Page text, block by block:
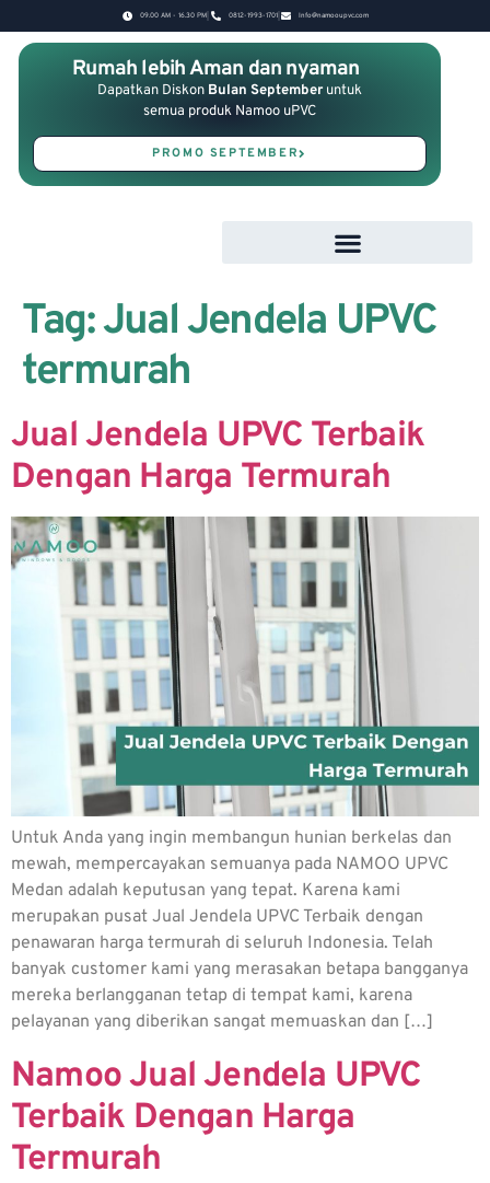
09.00 AM - 16.30 PM 0812-1993-1701 Info@namooupvc.com
Rumah lebih Aman dan nyaman
Dapatkan Diskon Bulan September untuk
semua produk Namoo uPVC
PROMO SEPTEMBER
Tag:Jual Jendela UPVC
termurah
Jual Jendela UPVC Terbaik
Dengan Harga Termurah
Untuk Anda yang ingin membangun hunian berkelas dan
mewah, mempercayakan semuanya pada NAMOO UPVC
Medan adalah keputusan yang tepat. Karena kami
merupakan pusat Jual Jendela UPVC Terbaik dengan
penawaran harga termurah di seluruh Indonesia. Telah
banyak customer kami yang merasakan betapa bangganya
mereka berlangganan tetap di tempat kami, karena
pelayanan yang diberikan sangat memuaskan dan […]
Namoo Jual Jendela UPVC
Terbaik Dengan Harga
Termurah